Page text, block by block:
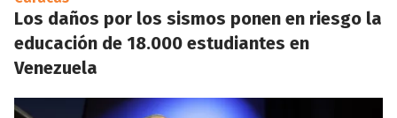
Los daños por los sismos ponen en riesgo la
educación de 18.000 estudiantes en
Venezuela